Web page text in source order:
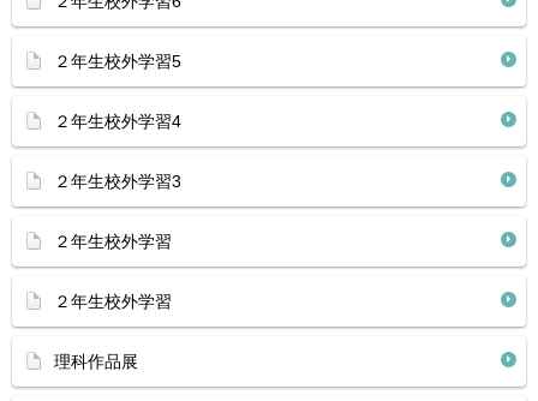
２年生校外学習5
２年生校外学習4
２年生校外学習3
２年生校外学習
２年生校外学習
理科作品展